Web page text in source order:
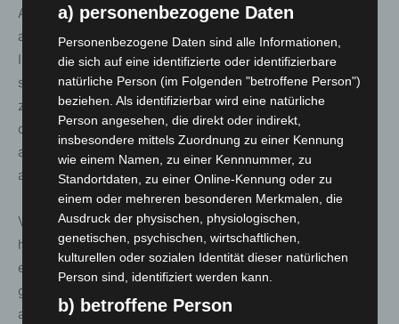
Auflistung neu aufgetreten. Die Gesundheitsämter leiten
als erste Priorität die notwendigen
Infektionsschutzmaßnahmen ein, ggf. erfolgt die
standardisierte Falldatenübermittlung erst danach mit
zeitlicher Verzögerung. Bis zur Übermittlung der Fälle an
das NLGA können einige Tage vergehen. Dies gilt vor
allem, wenn viele Fälle in einem kurzen Zeitraum
auftreten.
Veränderungen mit geringerer Fallzahl können darüber
hinaus auftreten, wenn ein Krankenhaus beispielsweise
einen Todesfall an das örtliche Gesundheitsamt
gemeldet hat, die bzw. der Verstorbene aber in einem
anderen Landkreis gemeldet war.
a) personenbezogene Daten
Personenbezogene Daten sind alle Informationen,
die sich auf eine identifizierte oder identifizierbare
natürliche Person (im Folgenden "betroffene Person")
beziehen. Als identifizierbar wird eine natürliche
Person angesehen, die direkt oder indirekt,
insbesondere mittels Zuordnung zu einer Kennung
wie einem Namen, zu einer Kennnummer, zu
Standortdaten, zu einer Online-Kennung oder zu
einem oder mehreren besonderen Merkmalen, die
Ausdruck der physischen, physiologischen,
genetischen, psychischen, wirtschaftlichen,
kulturellen oder sozialen Identität dieser natürlichen
Person sind, identifiziert werden kann.
b) betroffene Person